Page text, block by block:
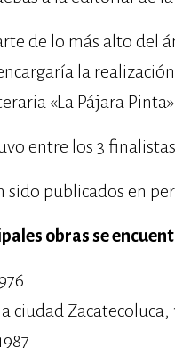
de lo más alto del
la
«La Pájara
entre los 3
sido publicados en
obras se
ciudad Zacatecoluca,